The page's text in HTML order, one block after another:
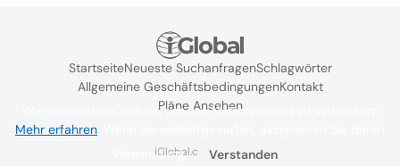
StartseiteNeueste SuchanfragenSchlagwörter
Allgemeine GeschäftsbedingungenKontakt
Pläne Ansehen
iGlobal.co @ 2024
Wir verwenden Cookies, um das Nutzererlebnis zu verbessern
Mehr erfahren
Verwendung.
Verstanden